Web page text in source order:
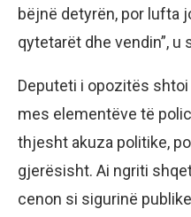
bëjnë detyrën, por lufta
qytetarët dhe vendin”, u
Deputeti i opozitës
mes elementëve të
thjesht akuza politike,
gjerësisht. Ai ngriti
cenon si sigurinë